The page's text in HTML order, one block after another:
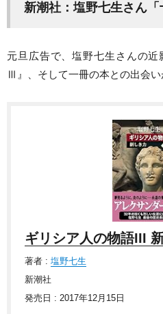
新潮社：塩野七生さん「
元旦広告で、塩野七生さんの
Ⅲ』、そして一冊の本との出会い
ギリシア人の物語III
著者 : 塩野七生
新潮社
発売日 : 2017年12月15日